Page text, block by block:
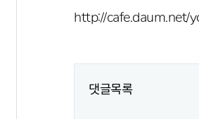
http://cafe.daum.net/
댓글목록